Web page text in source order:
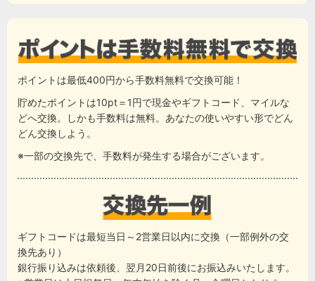
ポイントは最低400円から手数料無料で交換可能！
貯めたポイントは10pt＝1円で現金やギフトコード、マイルな
どへ交換。しかも手数料は無料。あなたの使いやすい形でどん
どん交換しよう。
※一部の交換先で、手数料が発生する場合がございます。
ギフトコードは最短当日～2営業日以内に交換（一部例外の交
換先あり）
銀行振り込みは依頼後、翌月20日前後にお振込みいたします。